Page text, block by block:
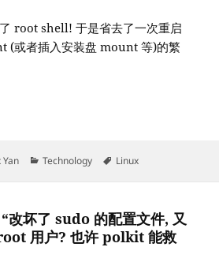
root shell! 于是省去了一次重启
(或者插入安装盘 mount 等)的繁
Yan Categories
Technology Tags
Linux
坏了 sudo 的配置文件, 又
用户? 也许 polkit 能救